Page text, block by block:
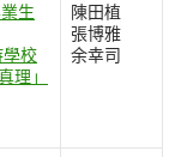
生
學校
理」
陳田植
張博雅
余幸司